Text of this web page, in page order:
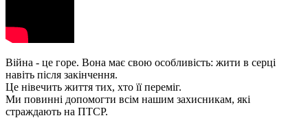
Війна - це горе. Вона має свою особливість: жити в серці
навіть після закінчення.
Це нівечить життя тих, хто її переміг.
Ми повинні допомогти всім нашим захисникам, які
страждають на ПТСР.